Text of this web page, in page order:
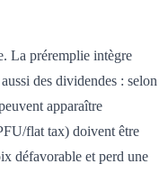
La préremplie intègre
des dividendes : selon
apparaître
flat tax) doivent être
défavorable et perd une